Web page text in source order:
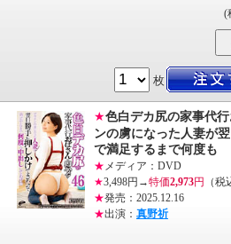
(
枚
★色白デカ尻の家事代
ンの虜になった人妻が
で満足するまで何度も
★ メディア：DVD
★3,498円→特価2,973円
（税
★発売：2025.12.16
★出演： 真野祈